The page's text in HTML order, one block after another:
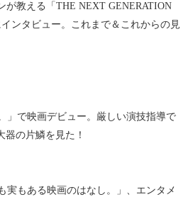
が教える「THE NEXT GENERATION
ンタビュー。これまで＆これからの見
」で映画デビュー。厳しい演技指導で
の片鱗を見た！
実もある映画のはなし。」、エンタメ